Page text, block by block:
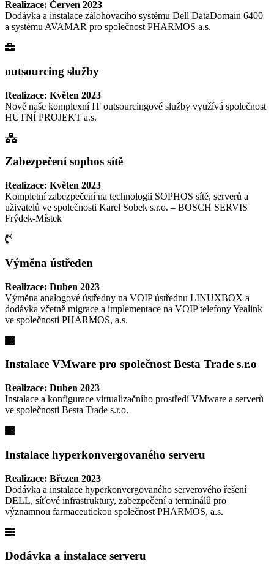
Realizace: Červen 2023
Dodávka a instalace zálohovacího systému Dell DataDomain 6400
a systému AVAMAR pro společnost PHARMOS a.s.
outsourcing služby
Realizace: Květen 2023
Nově naše komplexní IT outsourcingové služby využívá společnost
HUTNÍ PROJEKT a.s.
Zabezpečení sophos sítě
Realizace: Květen 2023
Kompletní zabezpečení na technologii SOPHOS sítě, serverů a
uživatelů ve společnosti Karel Sobek s.r.o. – BOSCH SERVIS
Frýdek-Místek
Výměna ústředen
Realizace: Duben 2023
Výměna analogové ústředny na VOIP ústřednu LINUXBOX a
dodávka včetně migrace a implementace na VOIP telefony Yealink
ve společnosti PHARMOS, a.s.
Instalace VMware pro společnost Besta Trade s.r.o
Realizace: Duben 2023
Instalace a konfigurace virtualizačního prostředí VMware a serverů
ve společnosti Besta Trade s.r.o.
Instalace hyperkonvergovaného serveru
Realizace: Březen 2023
Dodávka a instalace hyperkonvergovaného serverového řešení
DELL, síťové infrastruktury, zabezpečení a terminálů pro
významnou farmaceutickou společnost PHARMOS, a.s.
Dodávka a instalace serveru